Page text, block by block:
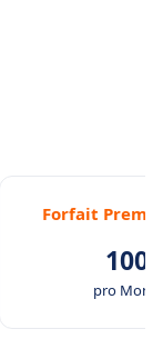
Forfait
pro